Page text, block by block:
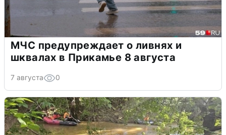
МЧС предупреждает о ливнях и
шквалах в Прикамье 8 августа
7 августа 0